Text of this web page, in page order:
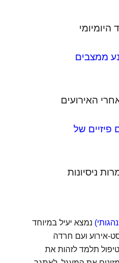
ממצבים
האירועים
פיזיים של
ניסיונות
נמצא יעיל במיוחד
אירוע ועם חרדה
תלמד לזהות את